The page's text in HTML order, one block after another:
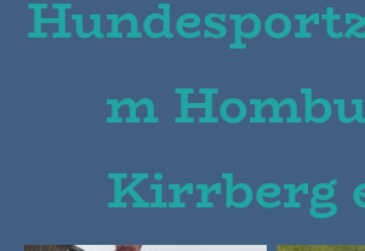
m
Kirrberg